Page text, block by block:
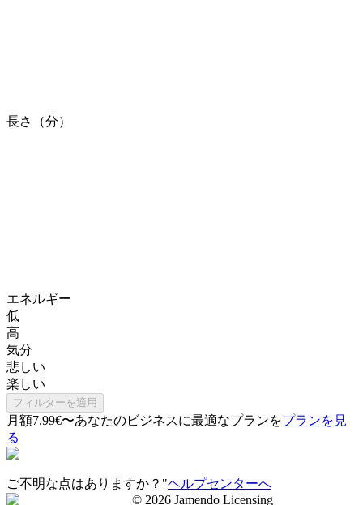
長さ（分）
エネルギー
低
高
気分
悲しい
楽しい
フィルターを適用
月額7.99€〜あなたのビジネスに最適なプランをプランを見
る
ご不明な点はありますか？"ヘルプセンターへ
© 2026 Jamendo Licensing